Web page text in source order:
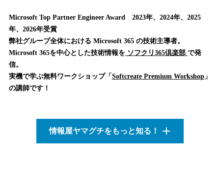
Microsoft Top Partner Engineer Award 2023年、2024年、2025
年、2026年受賞
弊社グループ全体における Microsoft 365 の技術主導者。
Microsoft 365を中心とした技術情報をソフクリ365倶楽部 で発
信。
実機で学ぶ無料ワークショップ「 Softcreate Premium Workshop」
の講師です！
情報屋ヤマグチをもっと知る！